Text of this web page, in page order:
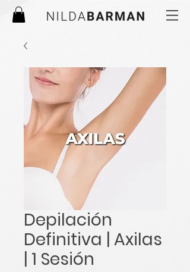
Depilación
Definitiva | Axilas
| 1 Sesión